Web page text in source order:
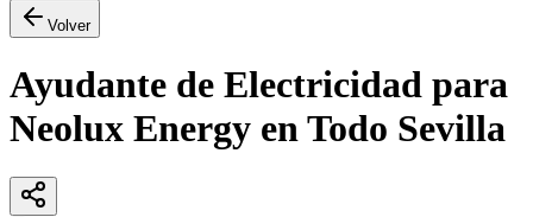
Volver
Ayudante de Electricidad para
Neolux Energy en Todo Sevilla